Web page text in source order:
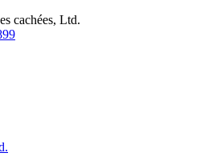
cachées, Ltd.